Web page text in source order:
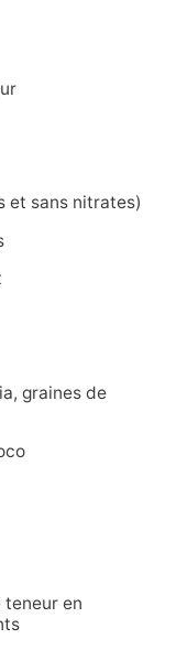
et sans nitrates)
graines de
teneur en